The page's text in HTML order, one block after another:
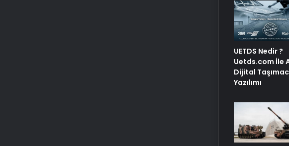
UETDS Nedir ?
Uetds.com İle
Dijital
Yazılımı